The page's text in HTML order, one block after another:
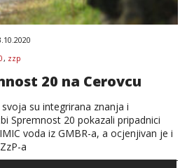
, zzp
20 na Cerovcu
su integrirana znanja i
Spremnost 20 pokazali pripadnici
voda iz GMBR-a, a ocjenjivan je i
a